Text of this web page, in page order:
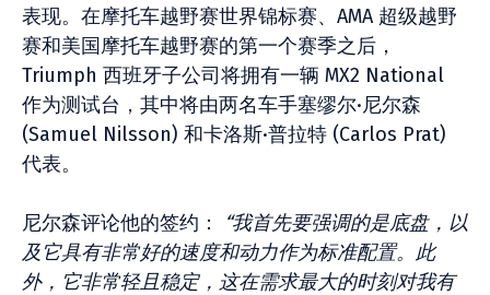
表现。在摩托车越野赛世界锦标赛、AMA 超级越野
赛和美国摩托车越野赛的第一个赛季之后，
Triumph 西班牙子公司将拥有一辆 MX2 National
作为测试台，其中将由两名车手塞缪尔·尼尔森
(Samuel Nilsson) 和卡洛斯·普拉特 (Carlos Prat)
代表。
尼尔森评论他的签约：
“我首先要强调的是底盘，以
及它具有非常好的速度和动力作为标准配置。此
外，它非常轻且稳定，这在需求最大的时刻对我有